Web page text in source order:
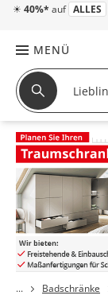
☀ 40%* auf ALLES
MENÜ
Badschränke